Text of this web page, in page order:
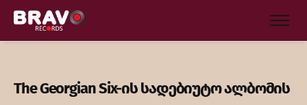
The Georgian Six-ის სადებიუტო ალბომის